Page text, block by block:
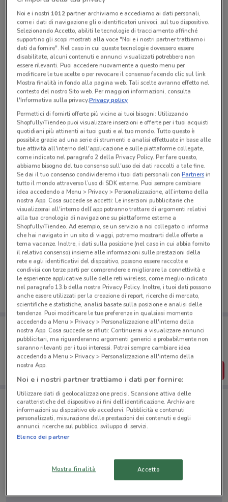
chiamando il negozio.
Chiama il negozio
Lunedì n.d.
Martedì n.d.
Mercoledì n.d.
Giovedì n.d.
Venerdì n.d.
Sabato n.d.
Domenica n.d.
048191184
Tutte le promozioni di questo negozio
Ci dispiace, al momento non abbiamo pubblicato
volantini nella tua zona. Riprova più tardi.
Porta DoveConviene sempre con te!
Puoi trovare le migliori offerte dei negozi vicino a te,
salvarle e creare la tua lista del risparmio, comodamente
dal tuo cellulare.
Negozi C'Art a Villesse
© MapTiler© OpenStreetMap contributors
Noi e i nostri 1012partner archiviamo e accediamo ai dati personali,
come i dati di navigazione gli o identificatori univoci, sul tuo dispositivo.
Selezionando Accetto, abiliti le tecnologie di tracciamento affinché
supportino gli scopi mostrati alla voce "Noi e i nostri partner trattiamo i
dati da fornire". Nel caso in cui queste tecnologie dovessero essere
disabilitate, alcuni contenuti e annunci visualizzati potrebbero non
essere rilevanti. Puoi accedere nuovamente a questo menu per
modificare le tue scelte o per revocare il consenso facendo clic sul link
Mostra finalità in fondo alla pagina web. Tali scelte avranno effetto nel
contesto del nostro Sito web. Per maggiori informazioni, consulta
l'Informativa sulla privacy.Privacy policy
Permettici di fornirti offerte più vicine ai tuoi bisogni: Utilizzando
Shopfully/Tiendeo puoi visualizzare inserzioni e offerte per i tuoi acquisti
quotidiani più attinenti ai tuoi gusti e al tuo mondo. Tutto questo è
possibile grazie ad una serie di strumenti e analisi effettuate in base alle
tue attività all'interno dell'applicazione e sulle piattaforme collegate,
come indicato nel paragrafo 2 della Privacy Policy. Per fare questo,
abbiamo bisogno del tuo consenso sull'uso dei dati raccolti a tale fine.
Se dai il tuo consenso condivideremo i tuoi dati personali conPartnersin
tutto il mondo attraverso l’uso di SDK esterne. Puoi sempre cambiare
idea accedendo a Menu > Privacy > Personalizzazione, all’interno della
nostra App. Cosa succede se accetti: Le inserzioni pubblicitarie che
visualizzerai all'interno dell’app potranno trattare di argomenti relativi
alla tua cronologia di navigazione su piattaforme esterne a
Shopfully/Tiendeo. Ad esempio, se un servizio a noi collegato ci informa
che hai navigato in un sito di viaggi, potremo mostrarti delle offerte a
tema vacanze. Inoltre, i dati sulla posizione (nel caso in cui abbia fornito
il relativo consenso) insieme alle informazioni sulle prestazioni della
rete e agli identificativi del dispositivo, possono essere raccolte e
condivisi con terze parti per comprendere e migliorare la connettività e
le esperienze applicative sulle delle reti wireless, come meglio indicato
nel paragrafo 13.b della nostra Privacy Policy. Inoltre, i tuoi dati possono
anche essere utilizzati per la creazione di report, ricerche di mercato,
scientifiche e statistiche, analisi basate sulla posizione e analisi delle
tendenze. Puoi modificare le tue preferenze in qualsiasi momento
accedendo a Menu > Privacy > Personalizzazione all'interno della
nostra App. Cosa succede se rifiuti: Continuerai a visualizzare annunci
pubblicitari, ma riguarderanno argomenti generici e probabilmente non
saranno rilevanti per i tuoi interessi. Potrai sempre cambiare idea
accedendo a Menu > Privacy > Personalizzazione all'interno della
nostra App.
Noi e i nostri partner trattiamo i dati per fornire:
Utilizzare dati di geolocalizzazione precisi. Scansione attiva delle
caratteristiche del dispositivo ai fini dell’identificazione. Archiviare
informazioni su dispositivo e/o accedervi. Pubblicità e contenuti
personalizzati, misurazione delle prestazioni dei contenuti e degli
annunci, ricerche sul pubblico, sviluppo di servizi.
Elenco dei partner
Mostra finalità Accetto